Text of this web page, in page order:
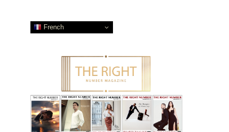
French